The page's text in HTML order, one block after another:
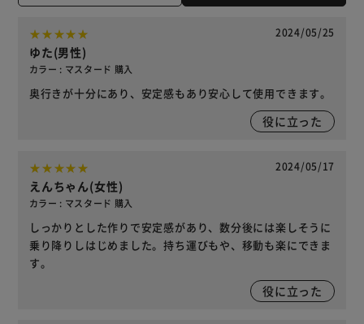
2024/05/25
ゆた(男性)
カラー : マスタード 購入
奥行きが十分にあり、安定感もあり安心して使用できます。
役に立った
2024/05/17
えんちゃん(女性)
カラー : マスタード 購入
しっかりとした作りで安定感があり、数分後には楽しそうに
乗り降りしはじめました。持ち運びもや、移動も楽にできま
す。
役に立った